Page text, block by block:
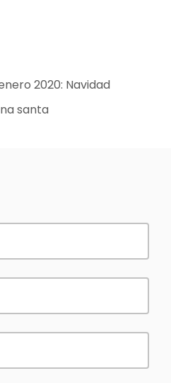
2020: Navidad
santa